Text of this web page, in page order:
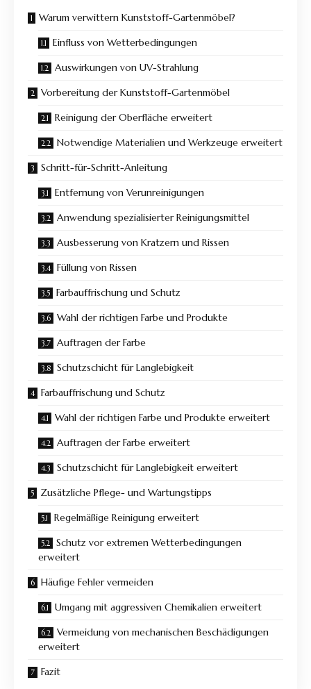
Warum verwittern Kunststoff-Gartenmöbel?
Einfluss von Wetterbedingungen
Auswirkungen von UV-Strahlung
Vorbereitung der Kunststoff-Gartenmöbel
Reinigung der Oberfläche erweitert
Notwendige Materialien und Werkzeuge erweitert
Schritt-für-Schritt-Anleitung
Entfernung von Verunreinigungen
Anwendung spezialisierter Reinigungsmittel
Ausbesserung von Kratzern und Rissen
Füllung von Rissen
Farbauffrischung und Schutz
Wahl der richtigen Farbe und Produkte
Auftragen der Farbe
Schutzschicht für Langlebigkeit
Farbauffrischung und Schutz
Wahl der richtigen Farbe und Produkte erweitert
Auftragen der Farbe erweitert
Schutzschicht für Langlebigkeit erweitert
Zusätzliche Pflege- und Wartungstipps
Regelmäßige Reinigung erweitert
Schutz vor extremen Wetterbedingungen
erweitert
Häufige Fehler vermeiden
Umgang mit aggressiven Chemikalien erweitert
Vermeidung von mechanischen Beschädigungen
erweitert
Fazit